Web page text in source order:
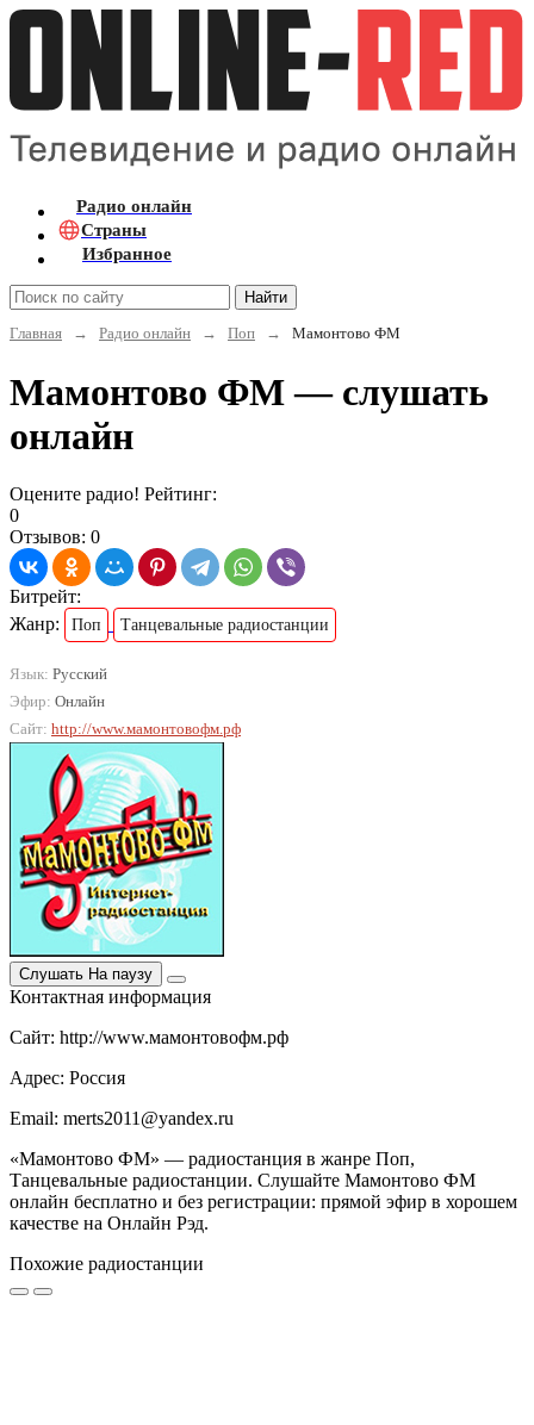
Радио онлайн
Страны
Избранное
Найти
Главная
→ Радио онлайн → Поп → Мамонтово ФМ
Мамонтово ФМ — слушать
онлайн
Оцените радио! Рейтинг:
0
Отзывов: 0
Битрейт:
Жанр:
Поп Танцевальные радиостанции
Язык: Русский
Эфир: Онлайн
Сайт: http://www.мамонтовофм.рф
Слушать На паузу
Контактная информация
Сайт: http://www.мамонтовофм.рф
Адрес: Россия
Email: merts2011@yandex.ru
«Мамонтово ФМ» — радиостанция в жанре Поп,
Танцевальные радиостанции. Слушайте Мамонтово ФМ
онлайн бесплатно и без регистрации: прямой эфир в хорошем
качестве на Онлайн Рэд.
Похожие радиостанции